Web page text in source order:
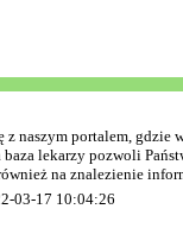
z naszym portalem,
lekarzy pozwoli
na znalezienie
03-17 10:04:26